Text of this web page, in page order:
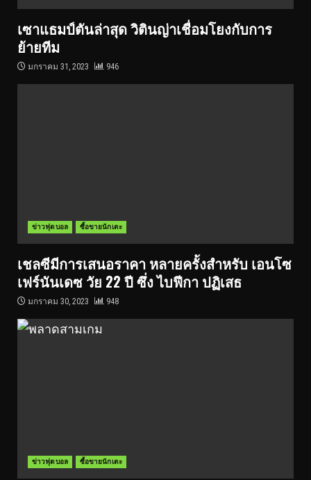
เซาแธมป์ตันล่าสุด วิตินญ่าเชื่อมโยงกับการ
ย้ายทีม
มกราคม 31, 2023 946
ข่าวฟุตบอล ซื้อขายนักเตะ
เชลซีมีการเสนอราคา หลายครั้งสำหรับ เอนโซ
เฟร์นันเดซ วัย 22 ปี ซึ่ง ไบฟีกา ปฏิเสธ
มกราคม 30, 2023 948
ข่าวฟุตบอล ซื้อขายนักเตะ